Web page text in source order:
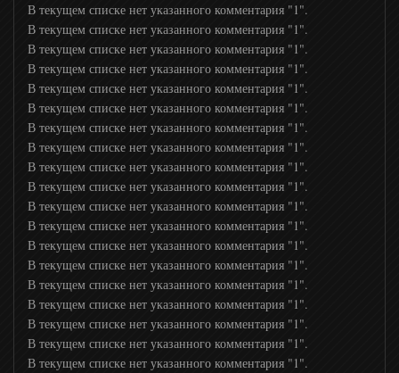
В текущем списке нет указанного комментария "1".
В текущем списке нет указанного комментария "1".
В текущем списке нет указанного комментария "1".
В текущем списке нет указанного комментария "1".
В текущем списке нет указанного комментария "1".
В текущем списке нет указанного комментария "1".
В текущем списке нет указанного комментария "1".
В текущем списке нет указанного комментария "1".
В текущем списке нет указанного комментария "1".
В текущем списке нет указанного комментария "1".
В текущем списке нет указанного комментария "1".
В текущем списке нет указанного комментария "1".
В текущем списке нет указанного комментария "1".
В текущем списке нет указанного комментария "1".
В текущем списке нет указанного комментария "1".
В текущем списке нет указанного комментария "1".
В текущем списке нет указанного комментария "1".
В текущем списке нет указанного комментария "1".
В текущем списке нет указанного комментария "1".